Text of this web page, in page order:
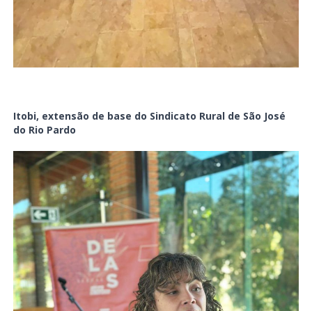
Itobi, extensão de base do Sindicato Rural de São José
do Rio Pardo